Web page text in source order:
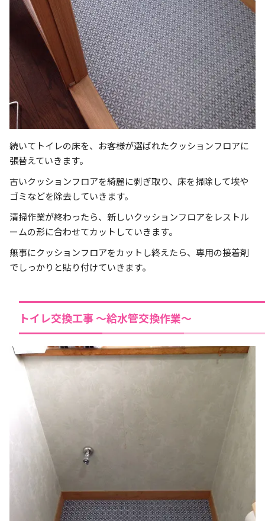
続いてトイレの床を、お客様が選ばれたクッションフロアに
張替えていきます。
古いクッションフロアを綺麗に剥ぎ取り、床を掃除して埃や
ゴミなどを除去していきます。
清掃作業が終わったら、新しいクッションフロアをレストル
ームの形に合わせてカットしていきます。
無事にクッションフロアをカットし終えたら、専用の接着剤
でしっかりと貼り付けていきます。
トイレ交換工事 ～給水管交換作業～